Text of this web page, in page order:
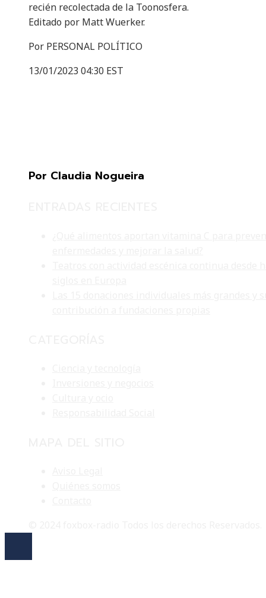
recién recolectada de la Toonosfera.
Editado por Matt Wuerker.
Por PERSONAL POLÍTICO
13/01/2023 04:30 EST
Por Claudia Nogueira